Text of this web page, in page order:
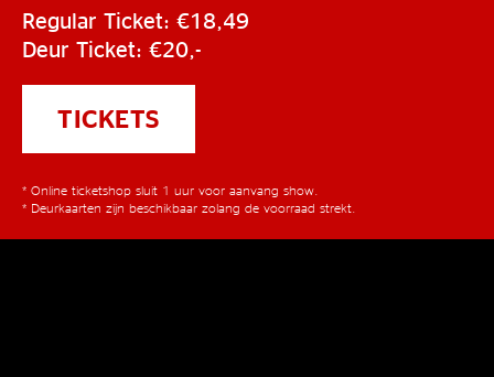
Regular Ticket: €18,49
Deur Ticket: €20,-
TICKETS
* Online ticketshop sluit 1 uur voor aanvang show.
* Deurkaarten zijn beschikbaar zolang de voorraad strekt.